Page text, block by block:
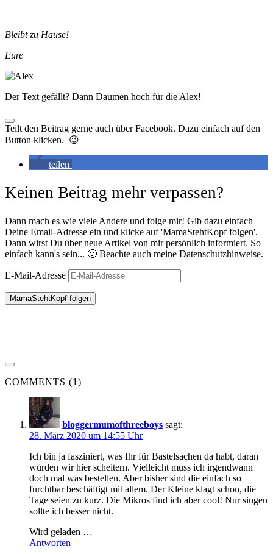
Bleibt zu Hause!
Eure
Der Text gefällt? Dann Daumen hoch für die Alex!
Teilt den Beitrag gerne auch über Facebook. Dazu einfach auf den
Button klicken. 😉
teilen
Keinen Beitrag mehr verpassen?
Dann mach es wie viele Andere und folge mir! Gib dazu einfach
Deine Email-Adresse ein und klicke auf 'MamaStehtKopf folgen'.
Dann wirst Du über neue Artikel von mir persönlich informiert. So
einfach kann's sein... 🙂 Beachte auch meine Datenschutzhinweise.
E-Mail-Adresse
MamaStehtKopf folgen
COMMENTS (1)
bloggermumofthreeboys sagt:
28. März 2020 um 14:55 Uhr
Ich bin ja fasziniert, was Ihr für Bastelsachen da habt, daran
würden wir hier scheitern. Vielleicht muss ich irgendwann
doch mal was bestellen. Aber bisher sind die einfach so
furchtbar beschäftigt mit allem. Der Kleine klagt schon, die
Tage seien zu kurz. Die Mikros find ich aber cool! Nur singen
sollte ich besser nicht.
Wird geladen …
Antworten